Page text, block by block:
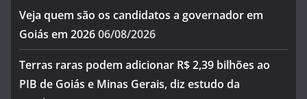
Veja quem são os candidatos a governador em
Goiás em 202606/08/2026
Terras raras podem adicionar R$ 2,39 bilhões ao
PIB de Goiás e Minas Gerais, diz estudo da